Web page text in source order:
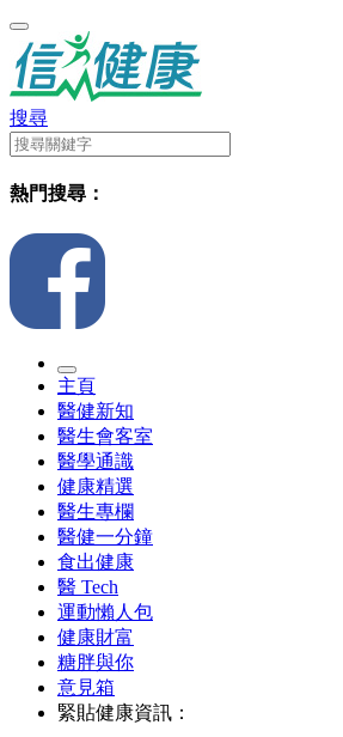
搜尋
熱門搜尋：
主頁
醫健新知
醫生會客室
醫學通識
健康精選
醫生專欄
醫健一分鐘
食出健康
醫 Tech
運動懶人包
健康財富
糖胖與你
意見箱
緊貼健康資訊：